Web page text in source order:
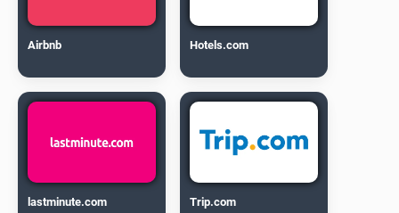
Airbnb Hotels.com
lastminute.com Trip.com